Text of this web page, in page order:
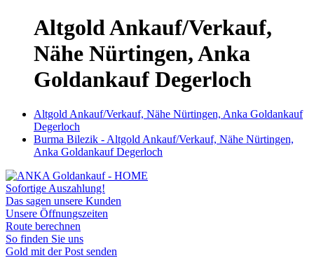
Altgold Ankauf/Verkauf,
Nähe Nürtingen, Anka
Goldankauf Degerloch
Altgold Ankauf/Verkauf, Nähe Nürtingen, Anka Goldankauf
Degerloch
Burma Bilezik - Altgold Ankauf/Verkauf, Nähe Nürtingen,
Anka Goldankauf Degerloch
Sofortige Auszahlung!
Das sagen unsere Kunden
Unsere Öffnungszeiten
Route berechnen
So finden Sie uns
Gold mit der Post senden